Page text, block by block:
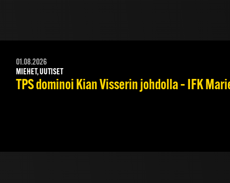
01.08.2026
MIEHET, UUTISET
TPS dominoi Kian Visserin johdolla – IFK